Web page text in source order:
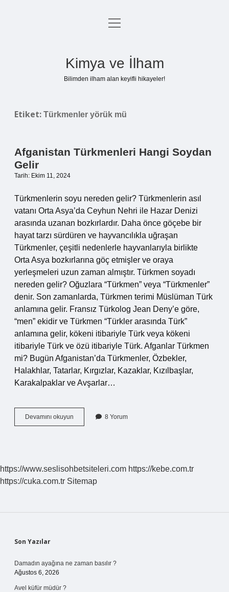
Anasayfa
menüyü
Kimya ve İlham
Bilimden ilham alan keyifli hikayeler!
Etiket: Türkmenler yörük mü
Afganistan Türkmenleri Hangi Soydan
Gelir
Tarih: Ekim 11, 2024
Türkmenlerin soyu nereden gelir? Türkmenlerin asıl
vatanı Orta Asya’da Ceyhun Nehri ile Hazar Denizi
arasında uzanan bozkırlardır. Daha önce göçebe bir
hayat tarzı sürdüren ve hayvancılıkla uğraşan
Türkmenler, çeşitli nedenlerle hayvanlarıyla birlikte
Orta Asya bozkırlarına göç etmişler ve oraya
yerleşmeleri uzun zaman almıştır. Türkmen soyadı
nereden gelir? Oğuzlara “Türkmen” veya “Türkmenler”
denir. Son zamanlarda, Türkmen terimi Müslüman Türk
anlamına gelir. Fransız Türkolog Jean Deny’e göre,
“men” ekidir ve Türkmen “Türkler arasında Türk”
anlamına gelir, kökeni itibariyle Türk veya kökeni
itibariyle Türk ve özü itibariyle Türk. Afganlar Türkmen
mi? Bugün Afganistan’da Türkmenler, Özbekler,
Halakhlar, Tatarlar, Kırgızlar, Kazaklar, Kızılbaşlar,
Karakalpaklar ve Avşarlar…
Devamını okuyun Afganistan
Türkmenleri
8 Yorum
https://www.seslisohbetsiteleri.com https://kebe.com.tr
https://cuka.com.tr Sitemap
Sidebar
Son Yazılar
Damadın ayağına ne zaman basılır ?
Ağustos 6, 2026
Avel küfür müdür ?